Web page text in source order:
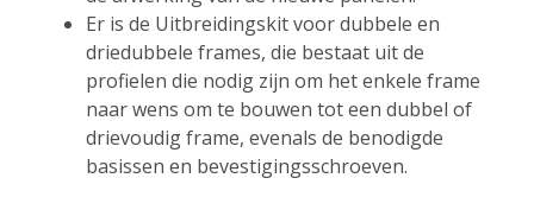
Er is de Uitbreidingskit voor dubbele en
driedubbele frames, die bestaat uit de
profielen die nodig zijn om het enkele frame
naar wens om te bouwen tot een dubbel of
drievoudig frame, evenals de benodigde
basissen en bevestigingsschroeven.